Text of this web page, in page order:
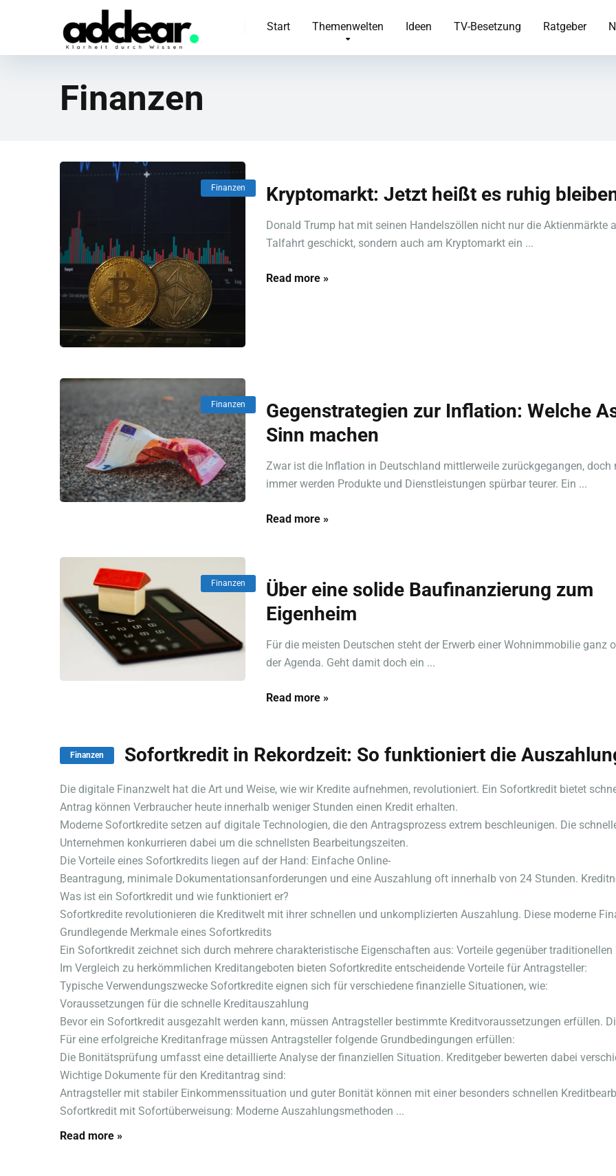
Start Themenwelten Ideen TV-Besetzung Ratgeber
Finanzen
Finanzen Kryptomarkt: Jetzt heißt es ruhig
Donald Trump hat mit seinen Handelszöllen nicht nur die Aktienmärkte
Talfahrt geschickt, sondern auch am Kryptomarkt ein ...
Read more »
Finanzen
Gegenstrategien zur Inflation: Welche
Sinn machen
Zwar ist die Inflation in Deutschland mittlerweile zurückgegangen, doch
immer werden Produkte und Dienstleistungen spürbar teurer. Ein ...
Read more »
Finanzen
Über eine solide Baufinanzierung zum
Eigenheim
Für die meisten Deutschen steht der Erwerb einer Wohnimmobilie ganz
der Agenda. Geht damit doch ein ...
Read more »
Finanzen Sofortkredit in Rekordzeit: So funktioniert die
Die digitale Finanzwelt hat die Art und Weise, wie wir Kredite aufnehmen, revolutioniert. Ein Sofortkredit bietet
Antrag können Verbraucher heute innerhalb weniger Stunden einen Kredit erhalten.
Moderne Sofortkredite setzen auf digitale Technologien, die den Antragsprozess extrem beschleunigen. Die
Unternehmen konkurrieren dabei um die schnellsten Bearbeitungszeiten.
Die Vorteile eines Sofortkredits liegen auf der Hand: Einfache Online-
Beantragung, minimale Dokumentationsanforderungen und eine Auszahlung oft innerhalb von 24 Stunden.
Was ist ein Sofortkredit und wie funktioniert er?
Sofortkredite revolutionieren die Kreditwelt mit ihrer schnellen und unkomplizierten Auszahlung. Diese moderne
Grundlegende Merkmale eines Sofortkredits
Ein Sofortkredit zeichnet sich durch mehrere charakteristische Eigenschaften aus: Vorteile gegenüber traditionellen
Im Vergleich zu herkömmlichen Kreditangeboten bieten Sofortkredite entscheidende Vorteile für Antragsteller:
Typische Verwendungszwecke Sofortkredite eignen sich für verschiedene finanzielle Situationen, wie:
Voraussetzungen für die schnelle Kreditauszahlung
Bevor ein Sofortkredit ausgezahlt werden kann, müssen Antragsteller bestimmte Kreditvoraussetzungen
Für eine erfolgreiche Kreditanfrage müssen Antragsteller folgende Grundbedingungen erfüllen:
Die Bonitätsprüfung umfasst eine detaillierte Analyse der finanziellen Situation. Kreditgeber bewerten dabei
Wichtige Dokumente für den Kreditantrag sind:
Antragsteller mit stabiler Einkommenssituation und guter Bonität können mit einer besonders schnellen
Sofortkredit mit Sofortüberweisung: Moderne Auszahlungsmethoden ...
Read more »